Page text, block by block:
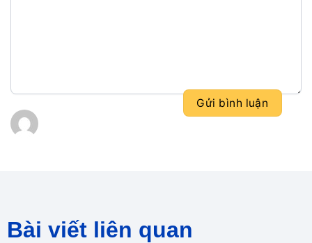
Bài viết liên quan